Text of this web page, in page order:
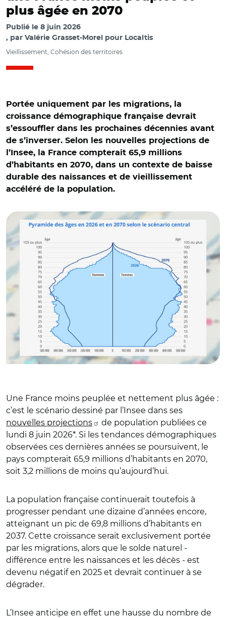
plus âgée en 2070
Publié le 8 juin 2026
par Valérie Grasset-Morel pour Localtis
Vieillissement, Cohésion des territoires
Portée uniquement par les migrations, la
croissance démographique française devrait
s’essouffler dans les prochaines décennies avant
de s’inverser. Selon les nouvelles projections de
l’Insee, la France compterait 65,9 millions
d’habitants en 2070, dans un contexte de baisse
durable des naissances et de vieillissement
accéléré de la population.
Une France moins peuplée et nettement plus âgée :
c’est le scénario dessiné par l’Insee dans ses
nouvelles projections
de population publiées ce
lundi 8 juin 2026*. Si les tendances démographiques
observées ces dernières années se poursuivent, le
pays compterait 65,9 millions d’habitants en 2070,
soit 3,2 millions de moins qu’aujourd’hui.
La population française continuerait toutefois à
progresser pendant une dizaine d’années encore,
atteignant un pic de 69,8 millions d’habitants en
2037. Cette croissance serait exclusivement portée
par les migrations, alors que le solde naturel -
différence entre les naissances et les décès - est
devenu négatif en 2025 et devrait continuer à se
dégrader.
L’Insee anticipe en effet une hausse du nombre de